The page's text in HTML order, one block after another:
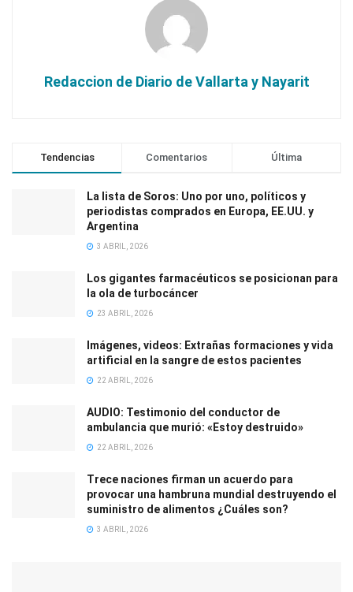
Redaccion de Diario de Vallarta y Nayarit
Tendencias Comentarios Última
La lista de Soros: Uno por uno, políticos y
periodistas comprados en Europa, EE.UU. y
Argentina
3 ABRIL, 2026
Los gigantes farmacéuticos se posicionan para
la ola de turbocáncer
23 ABRIL, 2026
Imágenes, videos: Extrañas formaciones y vida
artificial en la sangre de estos pacientes
22 ABRIL, 2026
AUDIO: Testimonio del conductor de
ambulancia que murió: «Estoy destruido»
22 ABRIL, 2026
Trece naciones firman un acuerdo para
provocar una hambruna mundial destruyendo el
suministro de alimentos ¿Cuáles son?
3 ABRIL, 2026